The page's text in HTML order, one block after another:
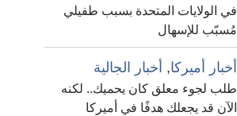
في الولايات المتحدة بسبب طفيلي
مُسبّب للإسهال
أخبار أميركا, أخبار الجالية
طلب لجوء معلق كان يحميك.. لكنه
الآن قد يجعلك هدفًا في أميركا